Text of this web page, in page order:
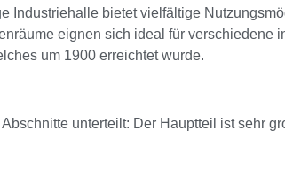
Industriehalle bietet vielfältige
eignen sich ideal für verschiedene
um 1900 erreichtet wurde.
Abschnitte unterteilt: Der Hauptteil ist sehr